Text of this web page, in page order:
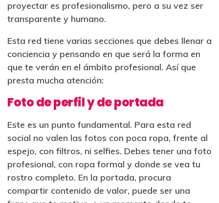
proyectar es profesionalismo, pero a su vez ser
transparente y humano.
Esta red tiene varias secciones que debes llenar a
conciencia y pensando en que será la forma en
que te verán en el ámbito profesional. Así que
presta mucha atención:
Foto de perfil y de portada
Este es un punto fundamental. Para esta red
social no valen las fotos con poca ropa, frente al
espejo, con filtros, ni selfies. Debes tener una foto
profesional, con ropa formal y donde se vea tu
rostro completo. En la portada, procura
compartir contenido de valor, puede ser una